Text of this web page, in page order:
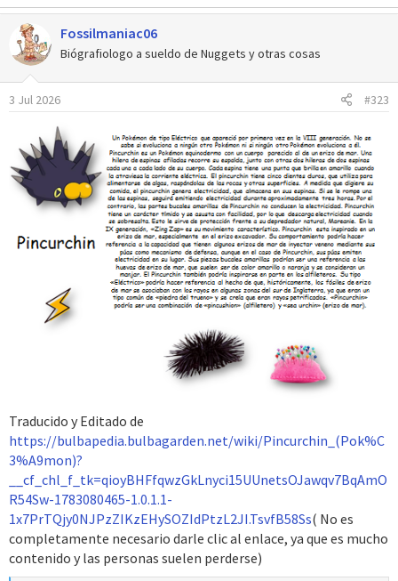
Fossilmaniac06
Biógrafiologo a sueldo de Nuggets y otras cosas
3 Jul 2026 #323
Traducido y Editado de
https://bulbapedia.bulbagarden.net/wiki/Pincurchin_(Pok%C
3%A9mon)?
__cf_chl_f_tk=qioyBHFfqwzGkLnyci15UUnetsOJawqv7BqAmO
R54Sw-1783080465-1.0.1.1-
1x7PrTQjy0NJPzZIKzEHySOZIdPtzL2JI.TsvfB58Ss( No es
completamente necesario darle clic al enlace, ya que es mucho
contenido y las personas suelen perderse)